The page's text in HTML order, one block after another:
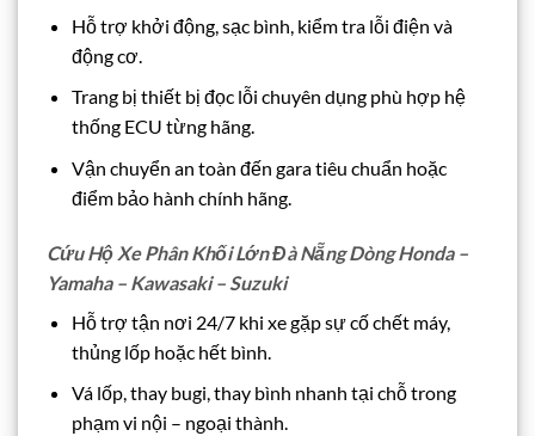
Hỗ trợ khởi động, sạc bình, kiểm tra lỗi điện và
động cơ.
Trang bị thiết bị đọc lỗi chuyên dụng phù hợp hệ
thống ECU từng hãng.
Vận chuyển an toàn đến gara tiêu chuẩn hoặc
điểm bảo hành chính hãng.
Cứu Hộ Xe Phân Khối Lớn Đà Nẵng Dòng Honda –
Yamaha – Kawasaki – Suzuki
Hỗ trợ tận nơi 24/7 khi xe gặp sự cố chết máy,
thủng lốp hoặc hết bình.
Vá lốp, thay bugi, thay bình nhanh tại chỗ trong
phạm vi nội – ngoại thành.